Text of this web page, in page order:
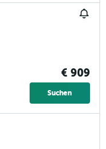
€ 909
Suchen